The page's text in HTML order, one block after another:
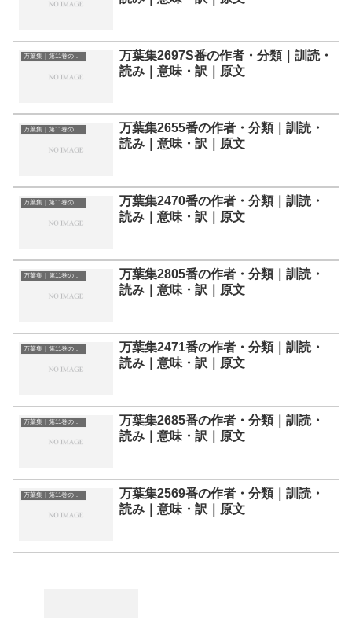
万葉集｜第11巻の和歌一覧
万葉集2697S番の作者・分類｜訓読・
読み｜意味・訳｜原文
万葉集｜第11巻の和歌一覧
万葉集2655番の作者・分類｜訓読・
読み｜意味・訳｜原文
万葉集｜第11巻の和歌一覧
万葉集2470番の作者・分類｜訓読・
読み｜意味・訳｜原文
万葉集｜第11巻の和歌一覧
万葉集2805番の作者・分類｜訓読・
読み｜意味・訳｜原文
万葉集｜第11巻の和歌一覧
万葉集2471番の作者・分類｜訓読・
読み｜意味・訳｜原文
万葉集｜第11巻の和歌一覧
万葉集2685番の作者・分類｜訓読・
読み｜意味・訳｜原文
万葉集｜第11巻の和歌一覧
万葉集2569番の作者・分類｜訓読・
読み｜意味・訳｜原文